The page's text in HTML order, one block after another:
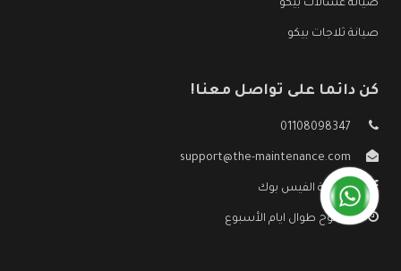
صيانة غسالات بيكو
صيانة ثلاجات بيكو
كن دائما على تواصل معنا!
01108098347
support@the-maintenance.com
صفحة الفيس بوك
مفتوح طوال ايام الأسبوع